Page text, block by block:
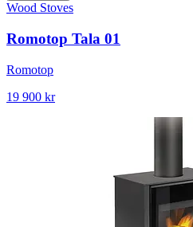
Wood Stoves
Romotop Tala 01
Romotop
19 900 kr